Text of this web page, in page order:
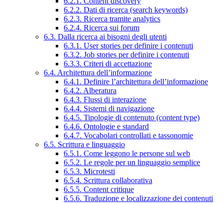
6.2.2. Dati di ricerca (search keywords)
6.2.3. Ricerca tramite analytics
6.2.4. Ricerca sui forum
6.3. Dalla ricerca ai bisogni degli utenti
6.3.1. User stories per definire i contenuti
6.3.2. Job stories per definire i contenuti
6.3.3. Criteri di accettazione
6.4. Architettura dell’informazione
6.4.1. Definire l’architettura dell’informazione
6.4.2. Alberatura
6.4.3. Flussi di interazione
6.4.4. Sistemi di navigazione
6.4.5. Tipologie di contenuto (content type)
6.4.6. Ontologie e standard
6.4.7. Vocabolari controllati e tassonomie
6.5. Scrittura e linguaggio
6.5.1. Come leggono le persone sul web
6.5.2. Le regole per un linguaggio semplice
6.5.3. Microtesti
6.5.4. Scrittura collaborativa
6.5.5. Content critique
6.5.6. Traduzione e localizzazione dei contenuti